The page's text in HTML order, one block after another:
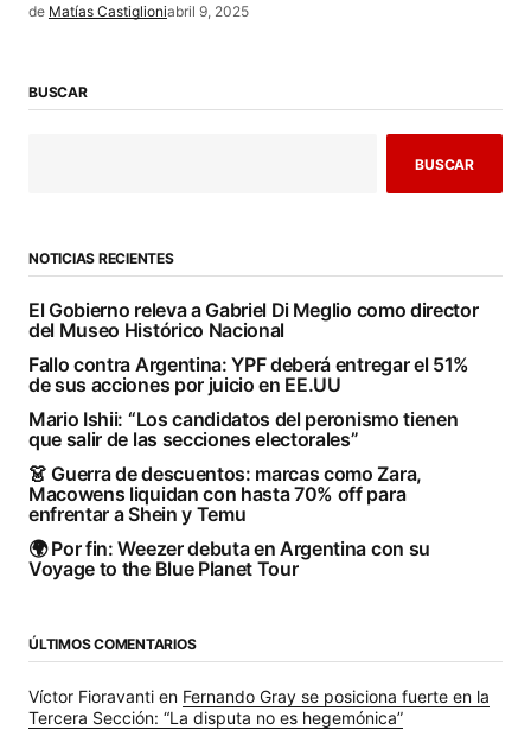
de Matías Castiglioniabril 9, 2025
BUSCAR
BUSCAR
NOTICIAS RECIENTES
El Gobierno releva a Gabriel Di Meglio como director
del Museo Histórico Nacional
Fallo contra Argentina: YPF deberá entregar el 51%
de sus acciones por juicio en EE.UU
Mario Ishii: “Los candidatos del peronismo tienen
que salir de las secciones electorales”
👗 Guerra de descuentos: marcas como Zara,
Macowens liquidan con hasta 70% off para
enfrentar a Shein y Temu
🌍 Por fin: Weezer debuta en Argentina con su
Voyage to the Blue Planet Tour
ÚLTIMOS COMENTARIOS
Víctor Fioravanti en Fernando Gray se posiciona fuerte en la
Tercera Sección: “La disputa no es hegemónica”